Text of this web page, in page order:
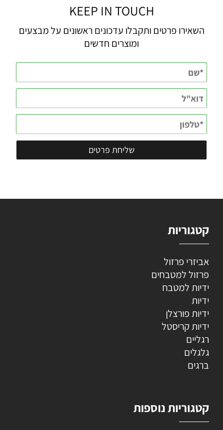
KEEP IN TOUCH
השאירו פרטים ותקבלו עדכונים ראשונים על מבצעים
ומוצרים חדשים
קטגוריות
אביזרי פרזול
פרזול למטבחים
ידיות למטבח
ידיות
ידיות פורצלן
ידיות קריסטל
רגליים
גלגלים
ברגים
קטגוריות נוספות